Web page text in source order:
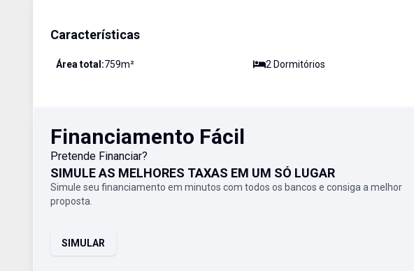
Características
Área total:759m² 2 Dormitórios
Financiamento Fácil
Pretende Financiar?
SIMULE AS MELHORES TAXAS EM UM SÓ LUGAR
Simule seu financiamento em minutos com todos os bancos e consiga a melhor
proposta.
SIMULAR